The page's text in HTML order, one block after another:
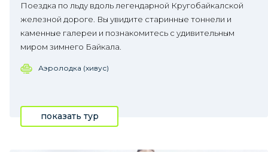
Поездка по льду вдоль легендарной Кругобайкалской
железной дороге. Вы увидите старинные тоннели и
каменные галереи и познакомитесь с удивительным
миром зимнего Байкала.
Аэролодка (хивус)
показать тур